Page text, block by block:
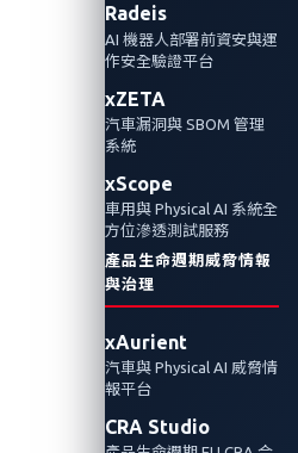
Radeis
AI 機器人部署前資安與運
作安全驗證平台
xZETA
汽車漏洞與 SBOM 管理
系統
xScope
車用與 Physical AI 系統全
方位滲透測試服務
產品生命週期威脅情報
與治理
xAurient
汽車與 Physical AI 威脅情
報平台
CRA Studio
遠端診斷
VicOne
業界首創的車載安全遠端
車提供卓越的即時網路